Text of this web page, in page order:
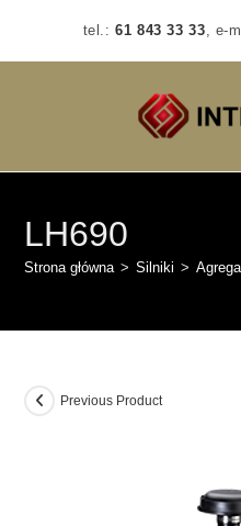
content
tel.:61 843 33 33, e-
LH690
Strona główna > Silniki >
Previous Product